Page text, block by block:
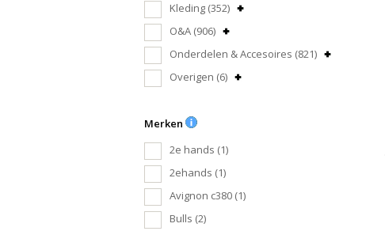
Kleding (352)
O&A (906)
Onderdelen & Accesoires (821)
Overigen (6)
Merken
2e hands (1)
2ehands (1)
Avignon c380 (1)
Bulls (2)